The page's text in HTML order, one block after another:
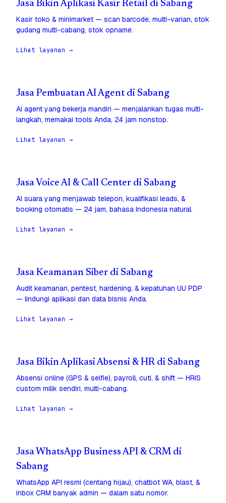
Jasa Bikin Aplikasi Kasir Retail di Sabang
Kasir toko & minimarket — scan barcode, multi-varian, stok
gudang multi-cabang, stok opname.
Lihat layanan →
Jasa Pembuatan AI Agent di Sabang
AI agent yang bekerja mandiri — menjalankan tugas multi-
langkah, memakai tools Anda, 24 jam nonstop.
Lihat layanan →
Jasa Voice AI & Call Center di Sabang
AI suara yang menjawab telepon, kualifikasi leads, &
booking otomatis — 24 jam, bahasa Indonesia natural.
Lihat layanan →
Jasa Keamanan Siber di Sabang
Audit keamanan, pentest, hardening, & kepatuhan UU PDP
— lindungi aplikasi dan data bisnis Anda.
Lihat layanan →
Jasa Bikin Aplikasi Absensi & HR di Sabang
Absensi online (GPS & selfie), payroll, cuti, & shift — HRIS
custom milik sendiri, multi-cabang.
Lihat layanan →
Jasa WhatsApp Business API & CRM di
Sabang
WhatsApp API resmi (centang hijau), chatbot WA, blast, &
inbox CRM banyak admin — dalam satu nomor.